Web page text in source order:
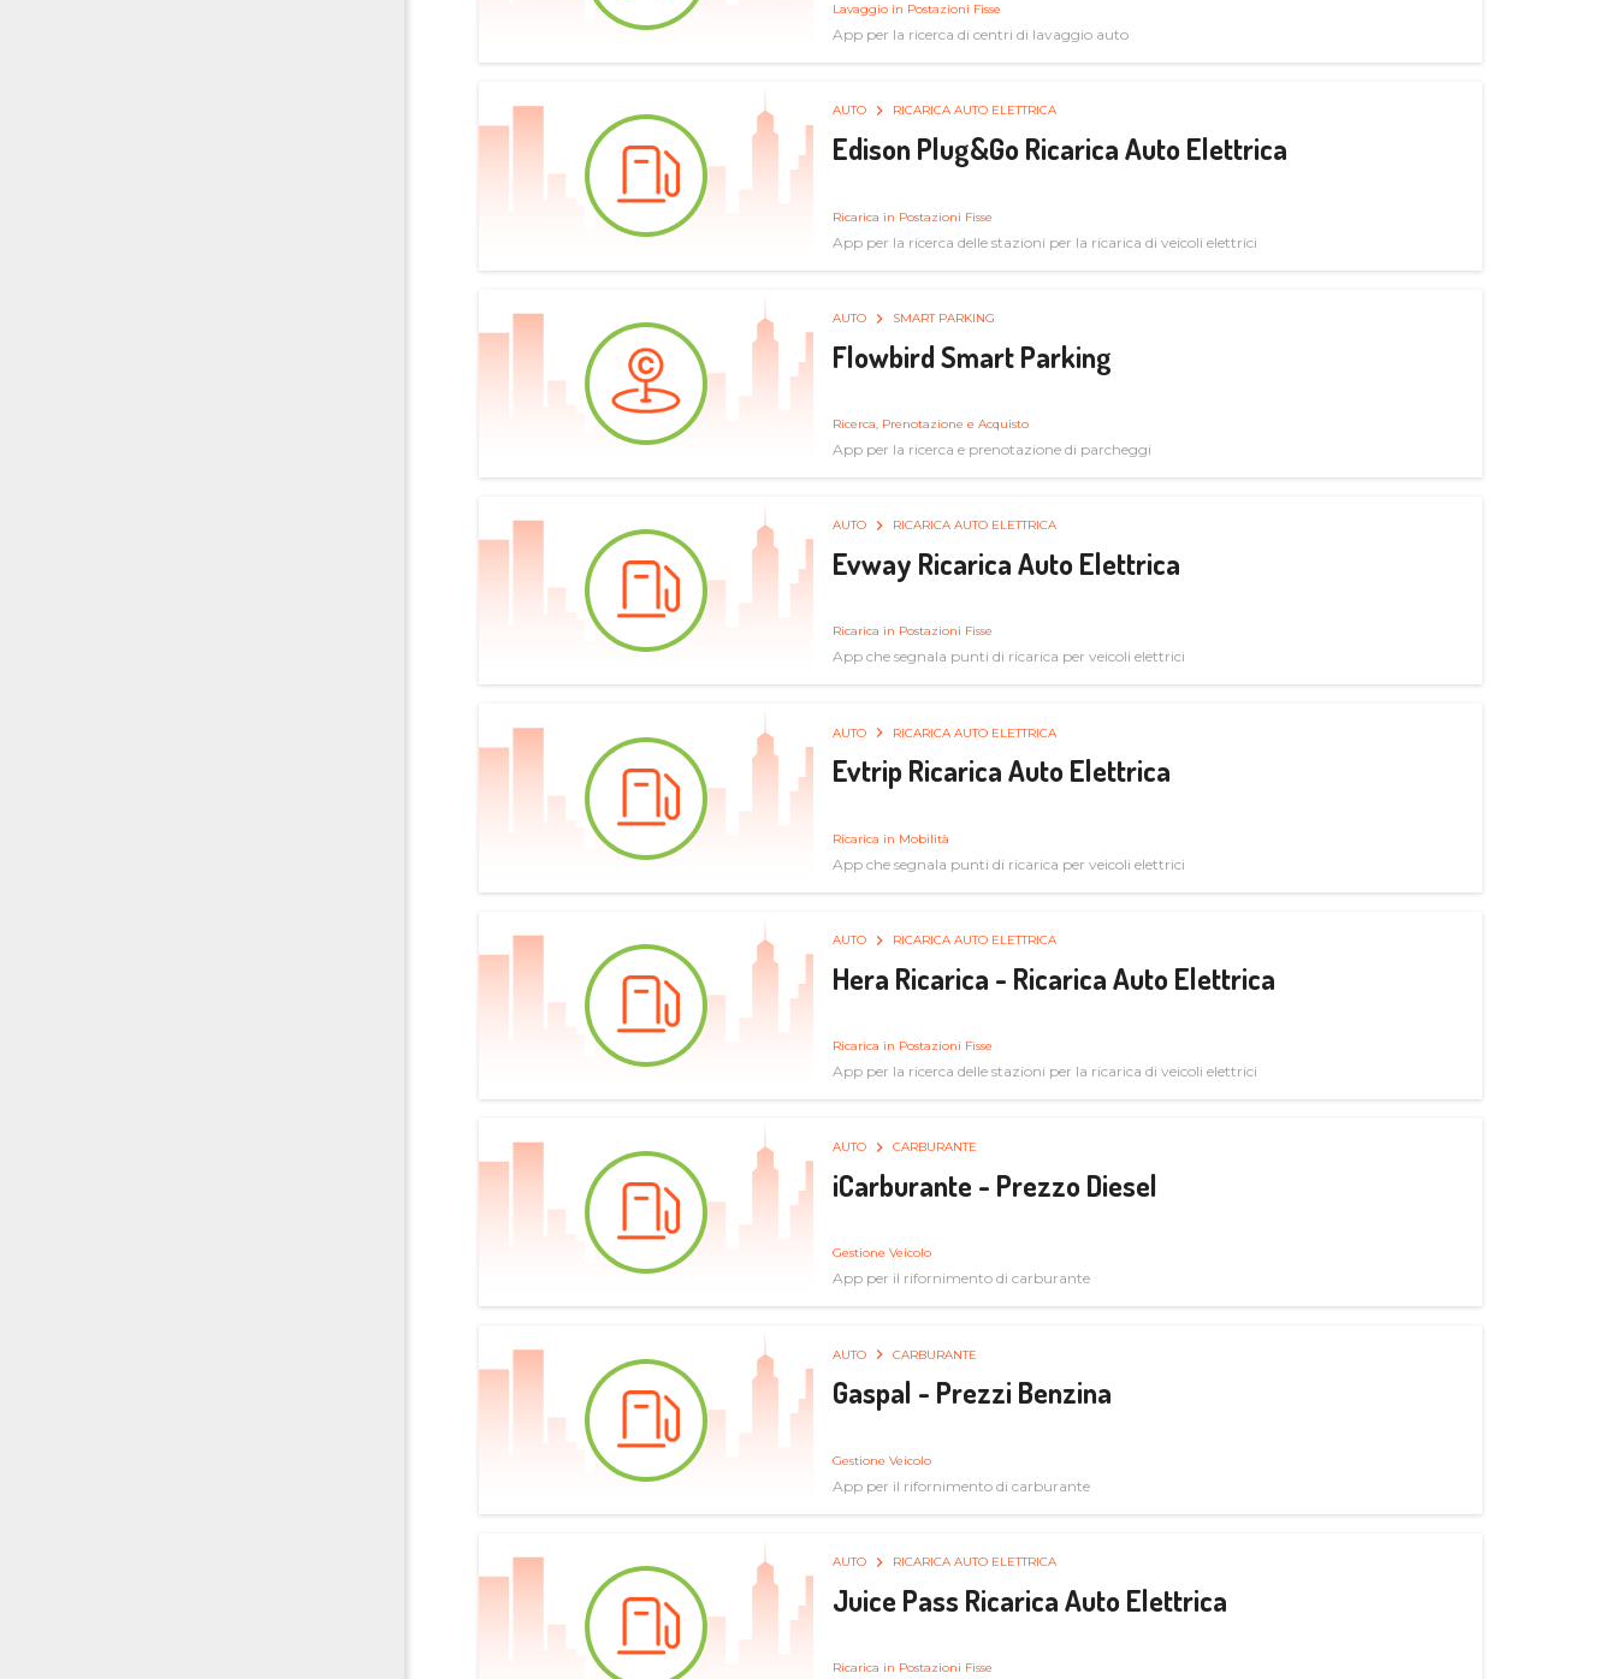
Lavaggio in Postazioni Fisse
App per la ricerca di centri di lavaggio auto
AUTO RICARICA AUTO ELETTRICA
Edison Plug&Go Ricarica Auto Elettrica
Ricarica in Postazioni Fisse
App per la ricerca delle stazioni per la ricarica di veicoli elettrici
AUTO SMART PARKING
Flowbird Smart Parking
Ricerca, Prenotazione e Acquisto
App per la ricerca e prenotazione di parcheggi
AUTO RICARICA AUTO ELETTRICA
Evway Ricarica Auto Elettrica
Ricarica in Postazioni Fisse
App che segnala punti di ricarica per veicoli elettrici
AUTO RICARICA AUTO ELETTRICA
Evtrip Ricarica Auto Elettrica
Ricarica in Mobilità
App che segnala punti di ricarica per veicoli elettrici
AUTO RICARICA AUTO ELETTRICA
Hera Ricarica - Ricarica Auto Elettrica
Ricarica in Postazioni Fisse
App per la ricerca delle stazioni per la ricarica di veicoli elettrici
AUTO CARBURANTE
iCarburante - Prezzo Diesel
Gestione Veicolo
App per il rifornimento di carburante
AUTO CARBURANTE
Gaspal - Prezzi Benzina
Gestione Veicolo
App per il rifornimento di carburante
AUTO RICARICA AUTO ELETTRICA
Juice Pass Ricarica Auto Elettrica
Ricarica in Postazioni Fisse